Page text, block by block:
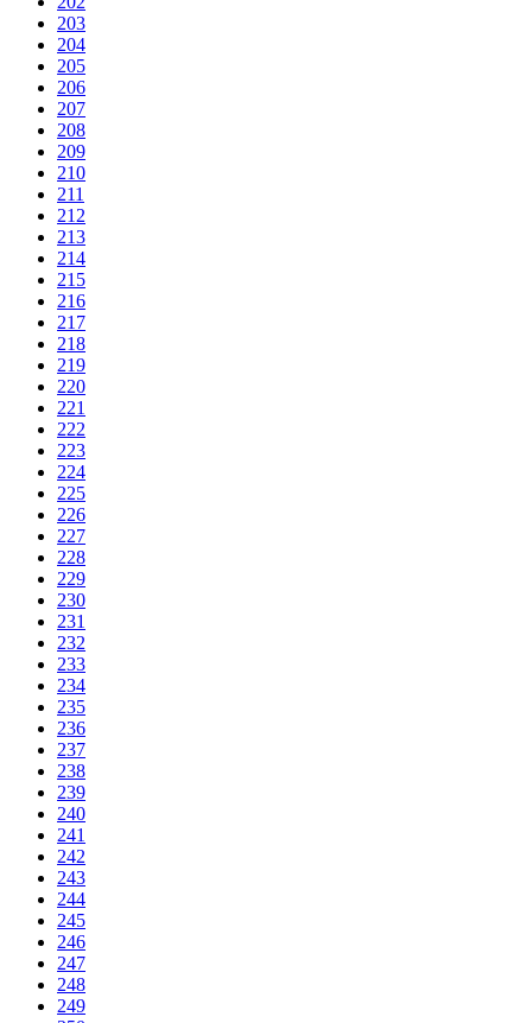
203
204
205
206
207
208
209
210
211
212
213
214
215
216
217
218
219
220
221
222
223
224
225
226
227
228
229
230
231
232
233
234
235
236
237
238
239
240
241
242
243
244
245
246
247
248
249